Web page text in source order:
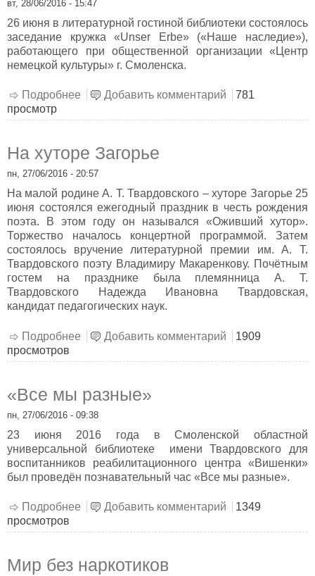
вт, 28/06/2016 - 15:47
26 июня в литературной гостиной библиотеки состоялось
заседание кружка «Unser Erbe» («Наше наследие»),
работающего при общественной организации «Центр
немецкой культуры» г. Смоленска.
Подробнее о Немецкое танцевальное творчество
Добавить комментарий
781
просмотр
На хуторе Загорье
пн, 27/06/2016 - 20:57
На малой родине А. Т. Твардовского – хуторе Загорье 25
июня состоялся ежегодный праздник в честь рождения
поэта. В этом году он назывался «Оживший хутор».
Торжество началось концертной программой. Затем
состоялось вручение литературной премии им. А. Т.
Твардовского поэту Владимиру Макаренкову. Почётным
гостем на празднике была племянница А. Т.
Твардовского Надежда Ивановна Твардовская,
кандидат педагогических наук.
Подробнее о На хуторе Загорье
Добавить комментарий
1909
просмотров
«Все мы разные»
пн, 27/06/2016 - 09:38
23 июня 2016 года в Смоленской областной
универсальной библиотеке имени Твардовского для
воспитанников реабилитационного центра «Вишенки»
был проведён познавательный час «Все мы разные».
Подробнее о «Все мы разные»
Добавить комментарий
1349
просмотров
Мир без наркотиков